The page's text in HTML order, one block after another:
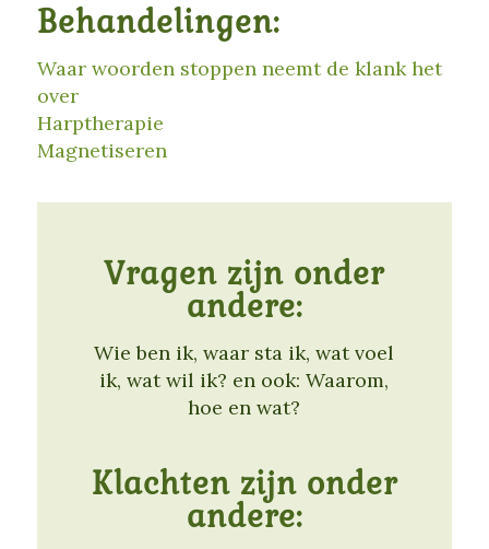
Behandelingen:
Waar woorden stoppen neemt de klank het
over
Harptherapie
Magnetiseren
Vragen zijn onder
andere:
Wie ben ik, waar sta ik, wat voel
ik, wat wil ik? en ook: Waarom,
hoe en wat?
Klachten zijn onder
andere: